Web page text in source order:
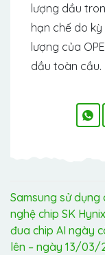
lượng dầu
hạn chế do
lượng của
dầu toàn cầu.
Samsung sử dụng
nghệ chip SK
đua chip AI ngày
lên – ngày 13/03/